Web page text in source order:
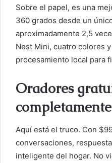
ó
n
i
Sobre el papel, es una
360 ​​grados desde un
aproximadamente 2,5
Nest Mini, cuatro colores
procesamiento local para
Oradores
Aquí está el truco. Con
conversaciones,
inteligente del hogar. No